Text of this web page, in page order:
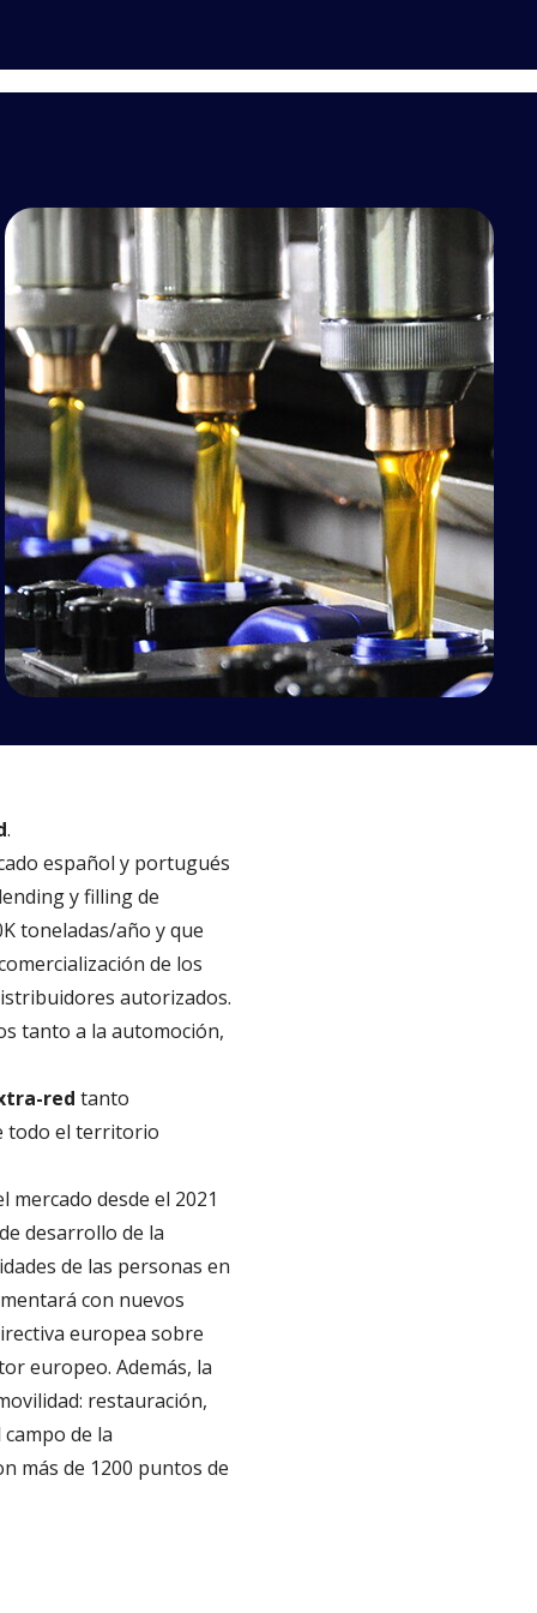
.
español y portugués
y filling de
toneladas/año y que
de los
autorizados.
tanto a la automoción,
red tanto
todo el territorio
desde el 2021
desarrollo de la
de las personas en
con nuevos
europea sobre
europeo. Además, la
restauración,
de la
más de 1200 puntos de